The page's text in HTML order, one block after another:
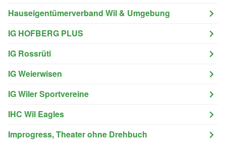
Hauseigentümerverband Wil & Umgebung
IG HOFBERG PLUS
IG Rossrüti
IG Weierwisen
IG Wiler Sportvereine
IHC Wil Eagles
Improgress, Theater ohne Drehbuch